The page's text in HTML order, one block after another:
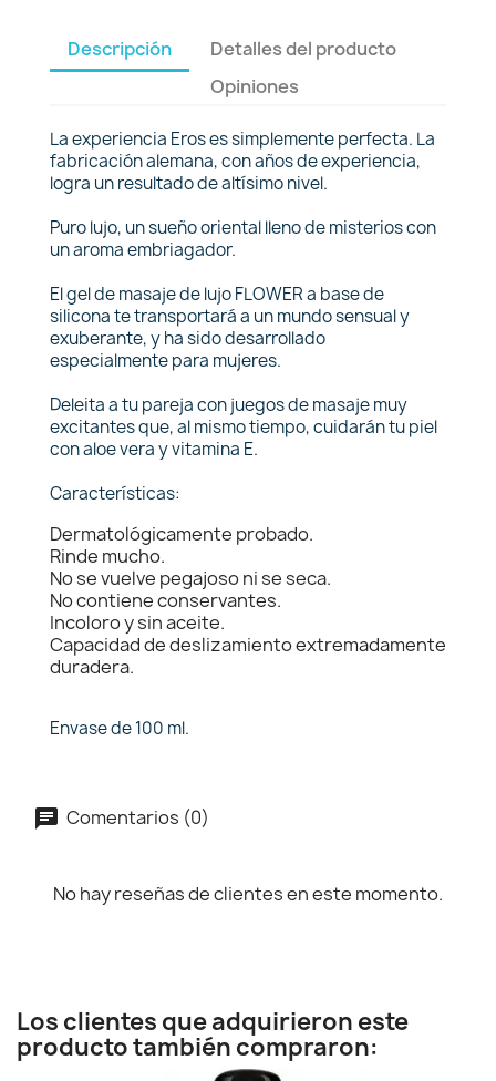
Descripción
Detalles del producto
Opiniones
La experiencia Eros es simplemente perfecta. La
fabricación alemana, con años de experiencia,
logra un resultado de altísimo nivel.
Puro lujo, un sueño oriental lleno de misterios con
un aroma embriagador.
El gel de masaje de lujo FLOWER a base de
silicona te transportará a un mundo sensual y
exuberante, y ha sido desarrollado
especialmente para mujeres.
Deleita a tu pareja con juegos de masaje muy
excitantes que, al mismo tiempo, cuidarán tu piel
con aloe vera y vitamina E.
Características:
Dermatológicamente probado.
Rinde mucho.
No se vuelve pegajoso ni se seca.
No contiene conservantes.
Incoloro y sin aceite.
Capacidad de deslizamiento extremadamente
duradera.
Envase de 100 ml.
Comentarios (0)
No hay reseñas de clientes en este momento.
Los clientes que adquirieron este
producto también compraron: